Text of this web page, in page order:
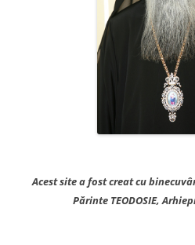
Acest site a fost creat cu
Părinte TEODOSIE,